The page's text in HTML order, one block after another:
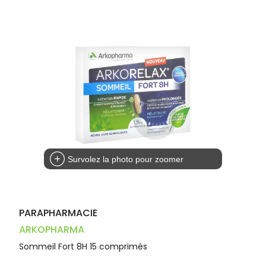
Solaire
Survolez la photo pour zoomer
PARAPHARMACIE
ARKOPHARMA
Sommeil Fort 8H 15 comprimés